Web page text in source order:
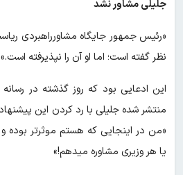
جلیلی مشاور نشد
«رئیس جمهور جایگاه مشاورراهبردی
نظر گفته است؛ اما او آن را نپذیرفته است.»
این ادعایی بود که روز گذشته در
منتشر شده جلیلی با رد کردن این
«من در اینجایی که هستم موثرتر بوده
یا هر وزیری مشاوره میدهم!»